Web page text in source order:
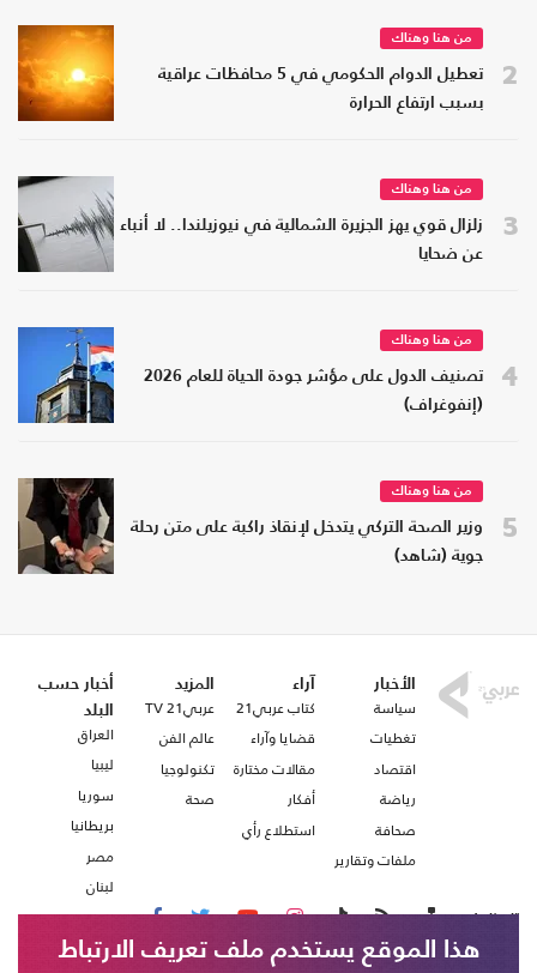
2
من هنا وهناك
تعطيل الدوام الحكومي في 5 محافظات عراقية
بسبب ارتفاع الحرارة
3
من هنا وهناك
زلزال قوي يهز الجزيرة الشمالية في نيوزيلندا.. لا أنباء
عن ضحايا
4
من هنا وهناك
تصنيف الدول على مؤشر جودة الحياة للعام 2026
(إنفوغراف)
5
من هنا وهناك
وزير الصحة التركي يتدخل لإنقاذ راكبة على متن رحلة
جوية (شاهد)
الأخبار
سياسة
تغطيات
اقتصاد
رياضة
صحافة
ملفات وتقارير
آراء
كتاب عربي21
قضايا وآراء
مقالات مختارة
أفكار
استطلاع رأي
المزيد
عربي21 TV
عالم الفن
تكنولوجيا
صحة
أخبار حسب
البلد
العراق
ليبيا
سوريا
بريطانيا
مصر
لبنان
تابعنا على
هذا الموقع يستخدم ملف تعريف الارتباط